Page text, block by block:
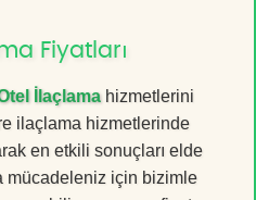
Fiyatları
İlaçlamahizmetlerini
ilaçlama hizmetlerinde
en etkili sonuçları elde
mücadeleniz için bizimle